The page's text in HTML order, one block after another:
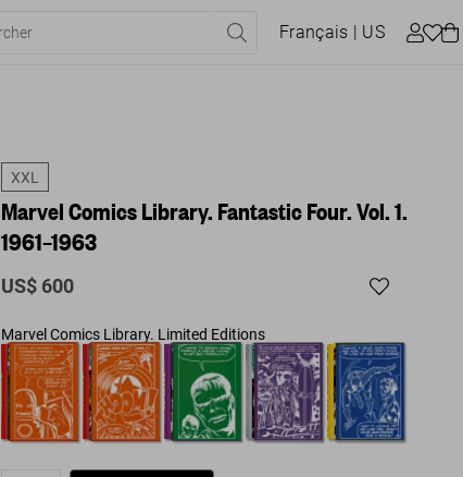
Français | US
XXL
Marvel Comics Library. Fantastic Four. Vol. 1.
1961–1963
US$ 600
Marvel Comics Library. Limited Editions